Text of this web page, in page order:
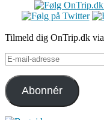
Tilmeld dig OnTrip.dk
E-
mail-
adresse
Abonnér